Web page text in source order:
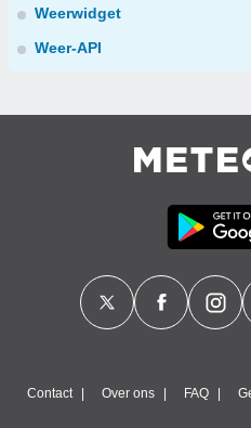
Weerwidget
Weer-API
Contact Over ons FAQ